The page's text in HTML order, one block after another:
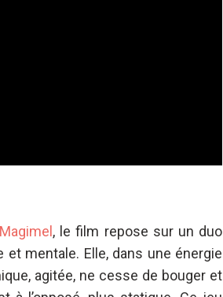
, le film repose sur un duo
mentale. Elle, dans une énergie
agitée, ne cesse de bouger et